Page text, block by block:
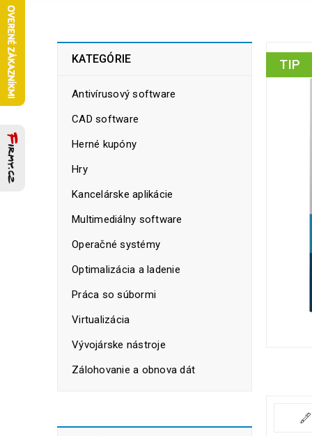
KATEGÓRIE
Antivírusový software
CAD software
Herné kupóny
Hry
Kancelárske aplikácie
Multimediálny software
Operačné systémy
Optimalizácia a ladenie
Práca so súbormi
Virtualizácia
Vývojárske nástroje
Zálohovanie a obnova dát
TIP